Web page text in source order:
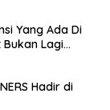
Yang Ada Di
Lagi
Hadir di